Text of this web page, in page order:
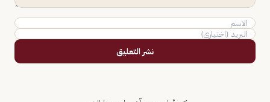
نشر التعليق